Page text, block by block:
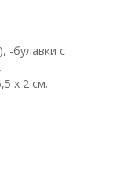
-булавки с
х 2 см.